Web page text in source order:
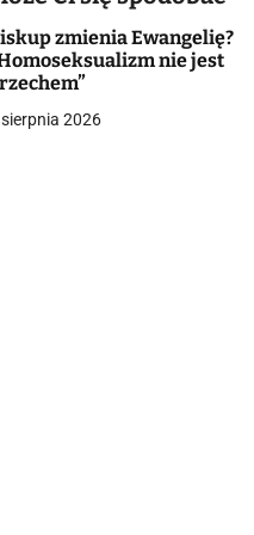
zmienia Ewangelię?
nie jest
2026